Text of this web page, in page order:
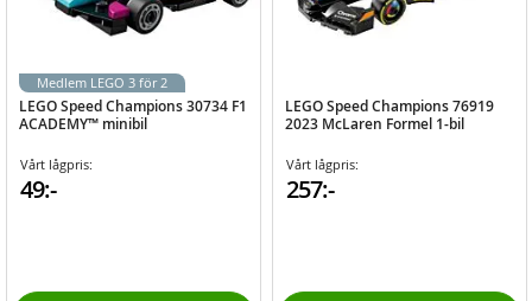
LEGO Speed Champions 30734 F1
ACADEMY™ minibil
Vårt lågpris:
49:-
Medlem LEGO 3 för 2
LEGO Speed Champions 76919
2023 McLaren Formel 1-bil
Vårt lågpris:
257:-